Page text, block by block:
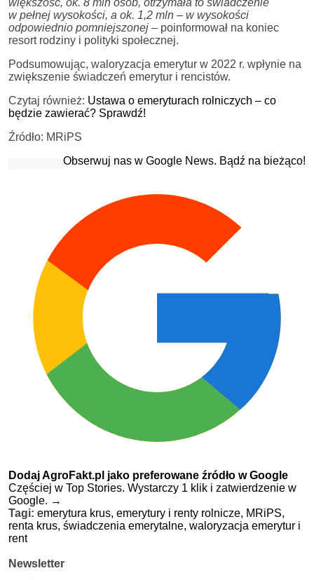
większość, ok. 8 mln osób, otrzymała to świadczenie
w pełnej wysokości, a ok. 1,2 mln – w wysokości
odpowiednio pomniejszonej – poinformował na koniec
resort rodziny i polityki społecznej.
Podsumowując, waloryzacja emerytur w 2022 r. wpłynie na
zwiększenie świadczeń emerytur i rencistów.
Czytaj również: Ustawa o emeryturach rolniczych – co
będzie zawierać? Sprawdź!
Źródło: MRiPS
Obserwuj nas w Google News. Bądź na bieżąco!
Dodaj AgroFakt.pl jako preferowane źródło w Google
Częściej w Top Stories. Wystarczy 1 klik i zatwierdzenie w
Google. →
Tagi: emerytura krus, emerytury i renty rolnicze, MRiPS,
renta krus, świadczenia emerytalne, waloryzacja emerytur i
rent
Newsletter